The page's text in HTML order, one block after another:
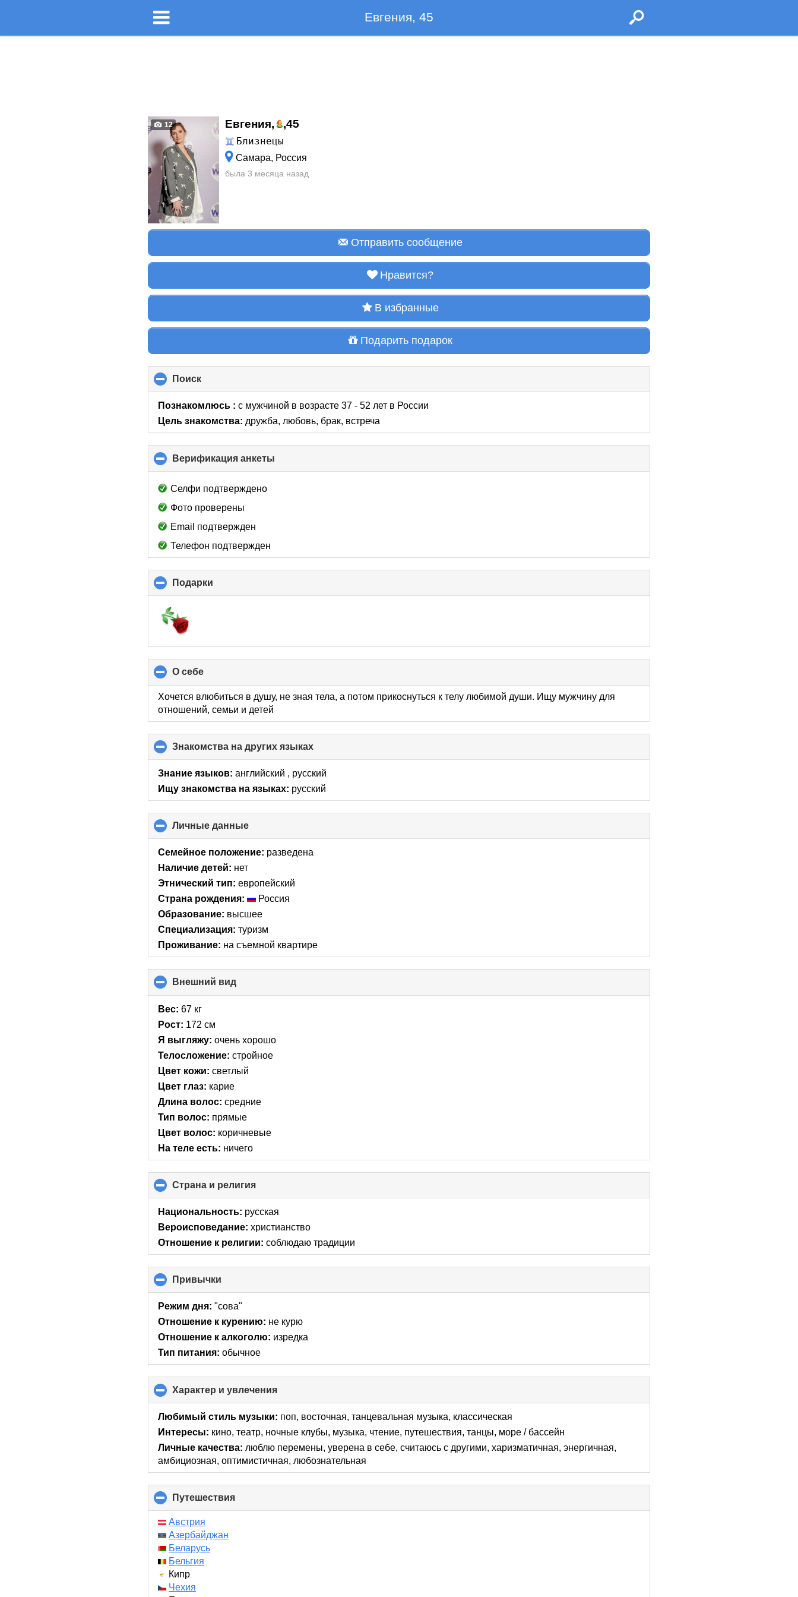
Евгения, 45
12 Евгения, ,45
Близнецы
Самара, Россия
была 3 месяца назад
Отправить сообщение
Нравится?
В избранные
Подарить подарок
Поиск
to
collapse
Познакомлюсь :с мужчиной в возрасте 37 - 52 лет в России
Цель знакомства: дружба, любовь, брак, встреча
Верификация анкеты
to
Селфи подтверждено
Фото проверены
Email подтвержден
Телефон подтвержден
Подарки
to
О себе
to
collapse
contents
Хочется влюбиться в душу, не зная тела, а потом прикоснуться к телу любимой души. Ищу мужчину для
отношений, семьи и детей
Знакомства на других языках
to
collapse
contents
Знание языков: английский , русский
Ищу знакомства на языках: русский
Личные данные
to
collapse
Семейное положение: разведена
Наличие детей: нет
Этнический тип: европейский
Страна рождения:
Россия
Образование: высшее
Специализация: туризм
Проживание: на съемной квартире
Внешний вид
to
Вес: 67 кг
Рост: 172 см
Я выгляжу: очень хорошо
Телосложение: стройное
Цвет кожи: светлый
Цвет глаз: карие
Длина волос: средние
Тип волос: прямые
Цвет волос: коричневые
На теле есть: ничего
Страна и религия
to
collapse
Национальность: русская
Вероисповедание: христианство
Отношение к религии: соблюдаю традиции
Привычки
to
collapse
Режим дня: "сова"
Отношение к курению: не курю
Отношение к алкоголю: изредка
Тип питания: обычное
Характер и увлечения
to
collapse
Любимый стиль музыки: поп, восточная, танцевальная музыка, классическая
Интересы: кино, театр, ночные клубы, музыка, чтение, путешествия, танцы, море / бассейн
Личные качества: люблю перемены, уверена в себе, считаюсь с другими, харизматичная, энергичная,
амбициозная, оптимистичная, любознательная
Путешествия
to
Австрия
Азербайджан
Беларусь
Бельгия
Кипр
Чехия